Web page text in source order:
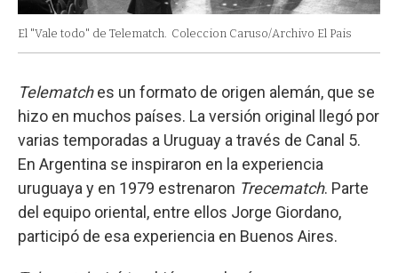
El "Vale todo" de Telematch. Coleccion Caruso/Archivo El Pais
Telematches un formato de origen alemán, que se
hizo en muchos países. La versión original llegó por
varias temporadas a Uruguay a través de Canal 5.
En Argentina se inspiraron en la experiencia
uruguaya y en 1979 estrenaron Trecematch. Parte
del equipo oriental, entre ellos Jorge Giordano,
participó de esa experiencia en Buenos Aires.